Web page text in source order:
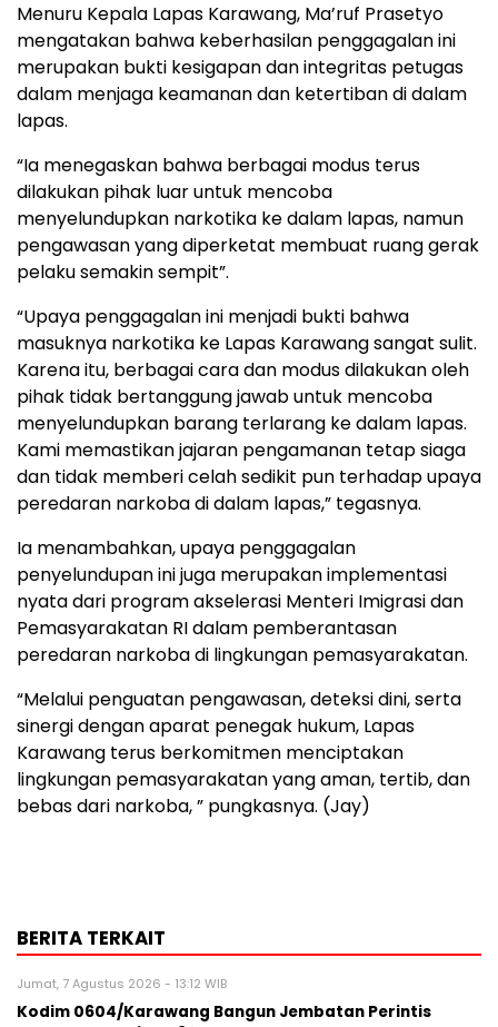
Menuru Kepala Lapas Karawang, Ma’ruf Prasetyo
mengatakan bahwa keberhasilan penggagalan ini
merupakan bukti kesigapan dan integritas petugas
dalam menjaga keamanan dan ketertiban di dalam
lapas.
“Ia menegaskan bahwa berbagai modus terus
dilakukan pihak luar untuk mencoba
menyelundupkan narkotika ke dalam lapas, namun
pengawasan yang diperketat membuat ruang gerak
pelaku semakin sempit”.
“Upaya penggagalan ini menjadi bukti bahwa
masuknya narkotika ke Lapas Karawang sangat sulit.
Karena itu, berbagai cara dan modus dilakukan oleh
pihak tidak bertanggung jawab untuk mencoba
menyelundupkan barang terlarang ke dalam lapas.
Kami memastikan jajaran pengamanan tetap siaga
dan tidak memberi celah sedikit pun terhadap upaya
peredaran narkoba di dalam lapas,” tegasnya.
Ia menambahkan, upaya penggagalan
penyelundupan ini juga merupakan implementasi
nyata dari program akselerasi Menteri Imigrasi dan
Pemasyarakatan RI dalam pemberantasan
peredaran narkoba di lingkungan pemasyarakatan.
“Melalui penguatan pengawasan, deteksi dini, serta
sinergi dengan aparat penegak hukum, Lapas
Karawang terus berkomitmen menciptakan
lingkungan pemasyarakatan yang aman, tertib, dan
bebas dari narkoba, ” pungkasnya. (Jay)
BERITA TERKAIT
Jumat, 7 Agustus 2026 - 13:12 WIB
Kodim 0604/Karawang Bangun Jembatan Perintis